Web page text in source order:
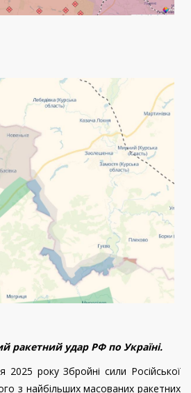
ракетний удар РФ по Україні.
2025 року Збройні сили Російської
з найбільших масованих ракетних